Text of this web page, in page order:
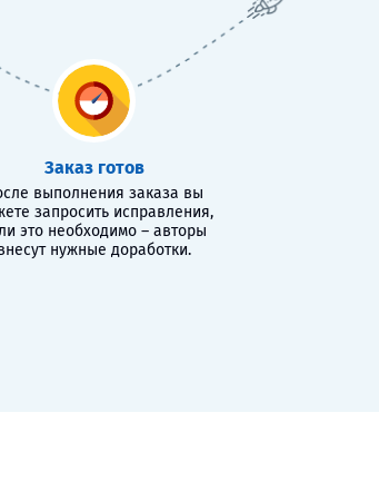
Заказ готов
выполнения заказа вы
запросить исправления,
это необходимо – авторы
нужные доработки.